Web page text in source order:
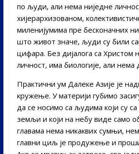
по људи, али нема ниједне
хијерархизованом,
миленијумима пре бесконачних
што живот значе, људи су били
цифара. Без дијалога са Христом
личност, има биологије, али нема
Практични ум Далеке Азије је
кружење. У материји губимо
да се носимо са људима који су
земљи и који на небу виде само
главама нема никаквих сумњи,
главни циљ је продужење и